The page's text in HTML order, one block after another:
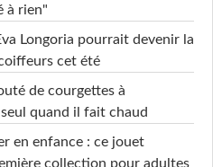
à rien"
Longoria pourrait devenir la
cet été
de courgettes à
quand il fait chaud
en enfance : ce jouet
collection pour adultes